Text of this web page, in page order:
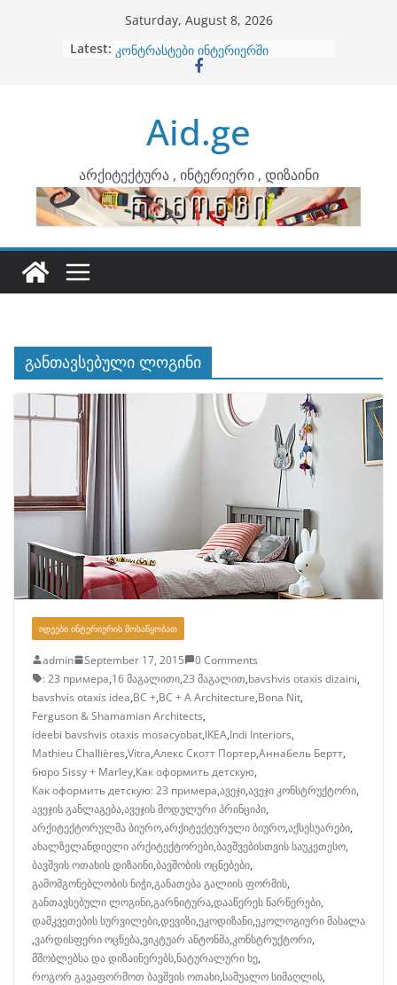
Saturday, August 8, 2026
Latest: ბინების გაერთიანება
კონტრასტები ინტერიერში
ინტერიერის დიზიანი
არტემიდი წარმოგიდგენთ
Aid.ge
არქიტექტურა , ინტერიერი , დიზაინი
განთავსებული ლოგინი
ᲘᲓᲔᲔᲑᲘ ᲘᲜᲢᲔᲠᲘᲔᲠᲘᲡ ᲛᲝᲡᲐᲬᲧᲝᲑᲐᲗ
admin September 17, 2015
0 Comments
: 23 примера,16 მაგალითი,23 მაგალით,bavshvis otaxis dizaini,
bavshvis otaxis idea,BC +,BC + A Architecture,Bona Nit,
Ferguson & Shamamian Architects,
ideebi bavshvis otaxis mosacyobat,IKEA,Indi Interiors,
Mathieu Challières,Vitra,Алекс Скотт Портер,Аннабель Бертт,
бюро Sissy + Marley,Как оформить детскую,
Как оформить детскую: 23 примера,ავეჯი,ავეჯი კონსტრუქტორი,
ავეჯის განლაგება,ავეჯის მოდულური პრინციპი,
არქიტექტორულმა ბიურო,არქიტექტურული ბიურო,აქსესუარები,
ახალზელანდიელი არქიტექტორები,ბავშვებისთვის საუკეთესო,
ბავშვის ოთახის დიზაინი,ბავშობის ოცნებები,
გამომგონებლობის ნიჭი,განათება გალიის ფორმის,
განთავსებული ლოგინი,გარნიტურა,დააწერეს წარწერები,
დამკვეთების სურვილები,დევიზი,ეკოდიზანი,ეკოლოგიური მასალა
,ვარდისფერი ოცნება,ვიკტუარ ანტონმა,კონსტრუქტორი,
მშობლებსა და დიზაინერებს,ნატურალური ხე,
როგორ გავაფორმოთ ბავშვის ოთახი,საშუალო სიმაღლის,